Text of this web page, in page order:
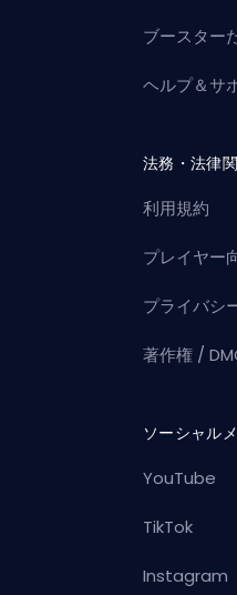
ブースター
ヘルプ＆サ
法務・法律
利用規約
プレイヤー
プライバシ
著作権 /
ソーシャル
YouTube
TikTok
Instagram